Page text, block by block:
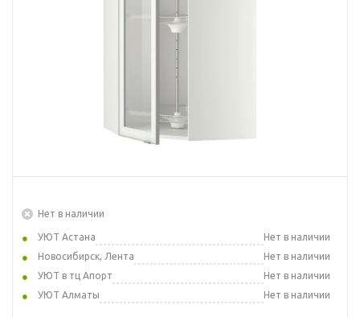
Нет в наличии
УЮТ Астана
Нет в наличии
Новосибирск, Лента
Нет в наличии
УЮТ в тц Апорт
Нет в наличии
УЮТ Алматы
Нет в наличии